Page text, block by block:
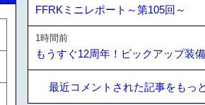
FFRKミニレポート～第105回～
1時間前
もうすぐ12周年！ピックアップ装
最近コメントされた記事をもっ